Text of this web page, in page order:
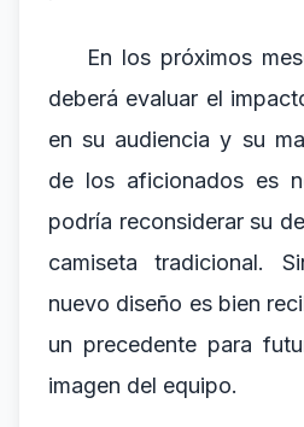
En los próximos
deberá evaluar el
en su audiencia y su
de los aficionados es
podría reconsiderar su
camiseta tradicional.
nuevo diseño es bien
un precedente para
imagen del equipo.